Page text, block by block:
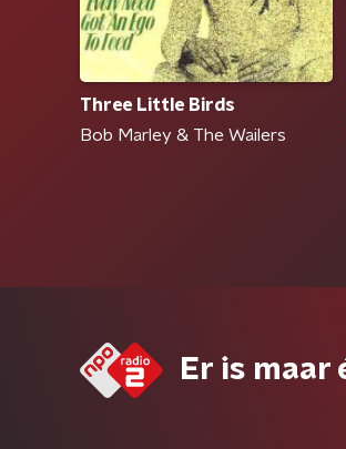
Three Little Birds
Bob Marley & The Wailers
Er is maar